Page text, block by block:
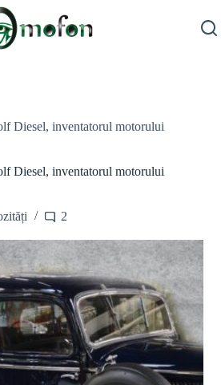
Diesel, inventatorul motorului
Diesel, inventatorul motorului
2